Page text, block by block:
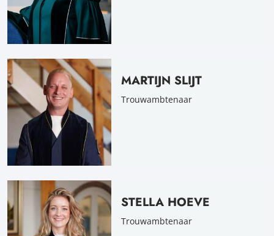
MARTIJN SLIJT
Trouwambtenaar
STELLA HOEVE
Trouwambtenaar